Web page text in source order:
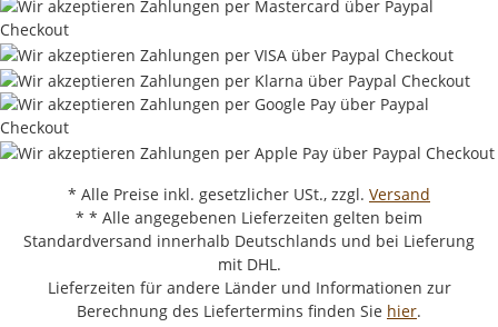
* Alle Preise inkl. gesetzlicher USt., zzgl. Versand
* * Alle angegebenen Lieferzeiten gelten beim
Standardversand innerhalb Deutschlands und bei Lieferung
mit DHL.
Lieferzeiten für andere Länder und Informationen zur
Berechnung des Liefertermins finden Sie hier.